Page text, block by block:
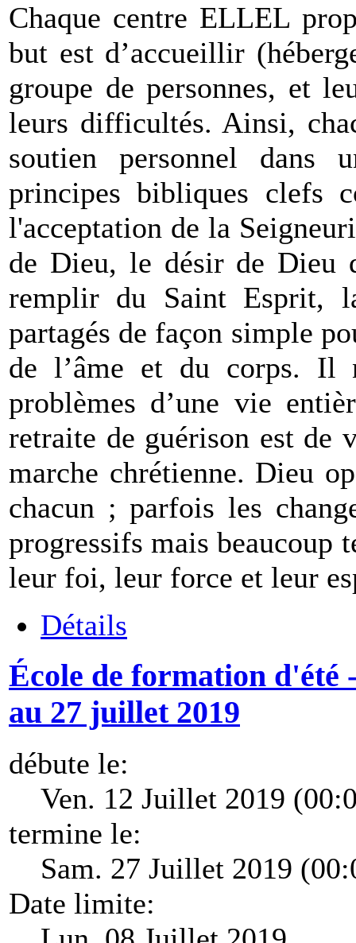
Chaque centre ELLEL
but est d’accueillir
groupe de personnes, et
leurs difficultés. Ainsi,
soutien personnel dans
principes bibliques clefs
l'acceptation de la
de Dieu, le désir de Dieu
remplir du Saint Esprit,
partagés de façon simple
de l’âme et du corps. Il
problèmes d’une vie
retraite de guérison est de
marche chrétienne. Dieu
chacun ; parfois les
progressifs mais beaucoup
leur foi, leur force et leur
Détails
École de formation d'été
au 27 juillet 2019
débute le:
Ven. 12 Juillet 2019
termine le:
Sam. 27 Juillet 2019
Date limite: